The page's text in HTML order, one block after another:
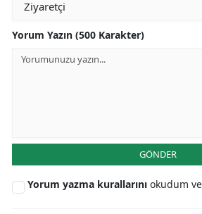
Yorum Yazın (500 Karakter)
GÖNDER
Yorum yazma kurallarını okudum